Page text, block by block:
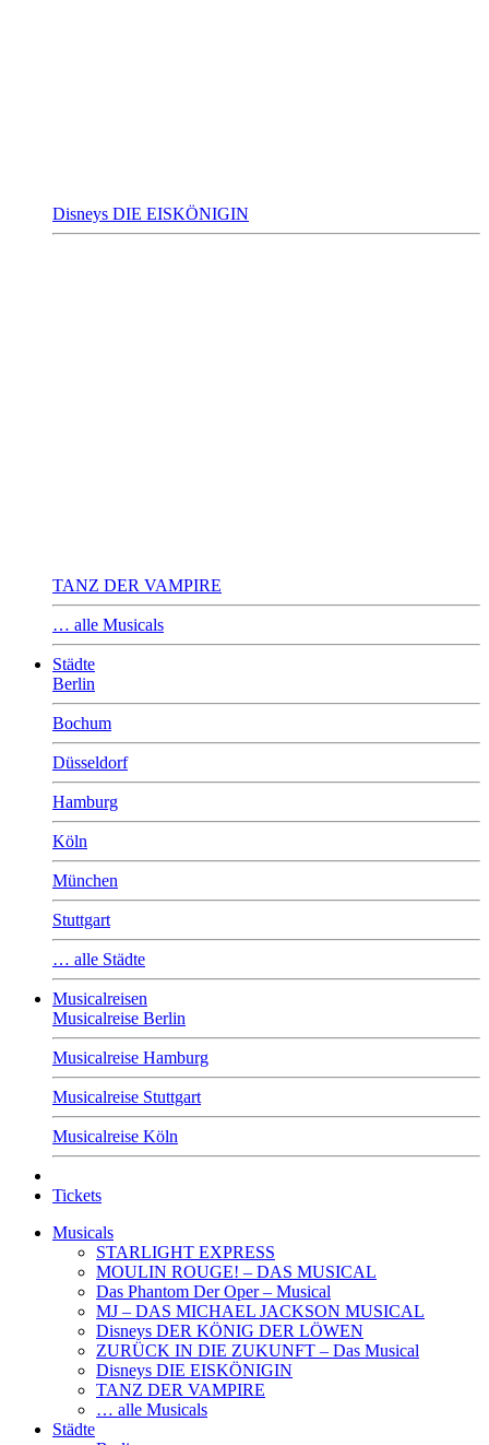
Disneys DIE EISKÖNIGIN
TANZ DER VAMPIRE
… alle Musicals
Städte
Berlin
Bochum
Düsseldorf
Hamburg
Köln
München
Stuttgart
… alle Städte
Musicalreisen
Musicalreise Berlin
Musicalreise Hamburg
Musicalreise Stuttgart
Musicalreise Köln
Tickets
Musicals
STARLIGHT EXPRESS
MOULIN ROUGE! – DAS MUSICAL
Das Phantom Der Oper – Musical
MJ – DAS MICHAEL JACKSON MUSICAL
Disneys DER KÖNIG DER LÖWEN
ZURÜCK IN DIE ZUKUNFT – Das Musical
Disneys DIE EISKÖNIGIN
TANZ DER VAMPIRE
… alle Musicals
Städte